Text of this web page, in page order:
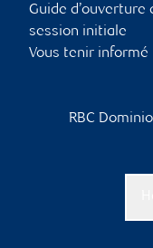
Guide d’ouverture
session initiale
Vous tenir informé
RBC